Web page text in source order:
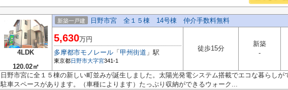
4LDK
120.02㎡
新築一戸建 日野市宮 全１５棟 14号棟 仲介手数料無料
5,630万円
多摩都市モノレール 「 甲州街道 」駅
東京都日野市大字宮341-1
徒歩15分
新築
-
日野市宮に全１５棟の新しい町並みが誕生しました。太陽光発電システム搭載でエコな暮らしが
駐車スペースがあります。（車種によります）たっぷり収納ができるウォーク...